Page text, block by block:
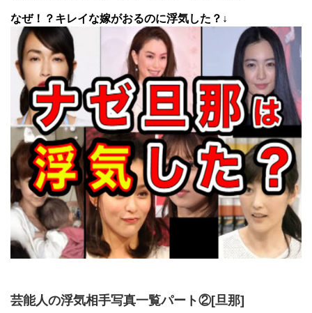
なぜ！？キレイな嫁がおるのに浮気した？↓
芸能人の浮気相手写真一覧パート②[旦那]